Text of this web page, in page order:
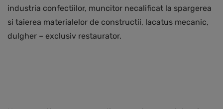
industria confectiilor, muncitor necalificat la spargerea
si taierea materialelor de constructii, lacatus mecanic,
dulgher – exclusiv restaurator.